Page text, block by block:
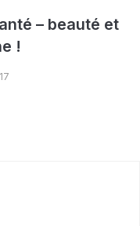
– beauté et
!